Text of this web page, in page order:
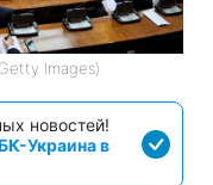
Images)
новостей!
Украина в